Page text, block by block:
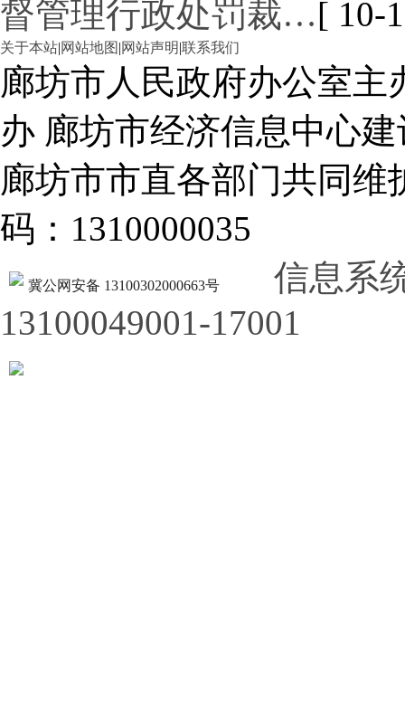
督管理行政处罚裁…[ 10-
关于本站|网站地图 |网站声明|联系我们
廊坊市人民政府办公室
办 廊坊市经济信息中心建
廊坊市市直各部门共同
码：1310000035
冀公网安备 13100302000663号
信息系
13100049001-17001